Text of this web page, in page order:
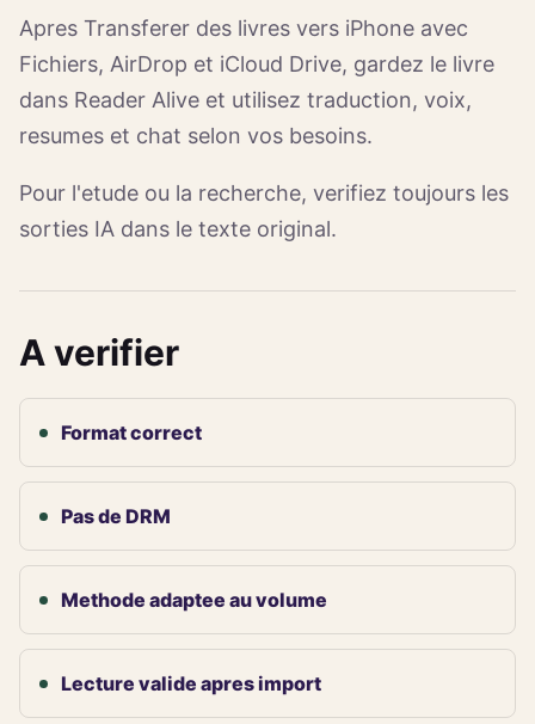
Apres Transferer des livres vers iPhone avec
Fichiers, AirDrop et iCloud Drive, gardez le livre
dans Reader Alive et utilisez traduction, voix,
resumes et chat selon vos besoins.
Pour l'etude ou la recherche, verifiez toujours les
sorties IA dans le texte original.
A verifier
Format correct
Pas de DRM
Methode adaptee au volume
Lecture valide apres import